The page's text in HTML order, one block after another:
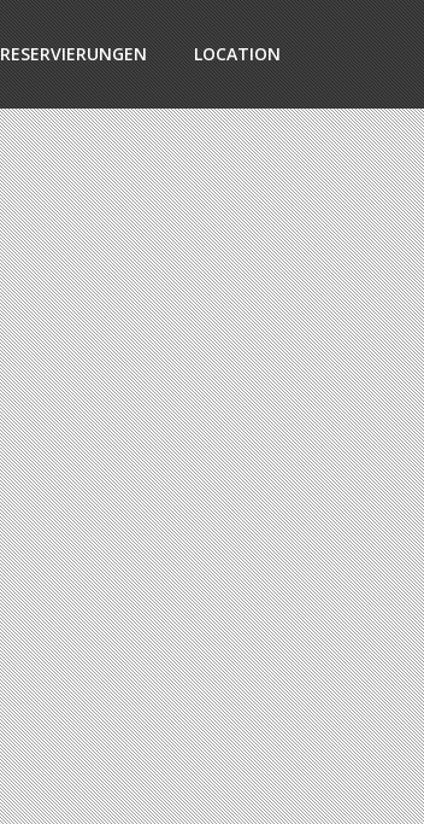
RESERVIERUNGEN LOCATION